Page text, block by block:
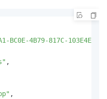
BC0E-4B79-817C-
,
,